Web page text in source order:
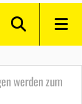
werden zum